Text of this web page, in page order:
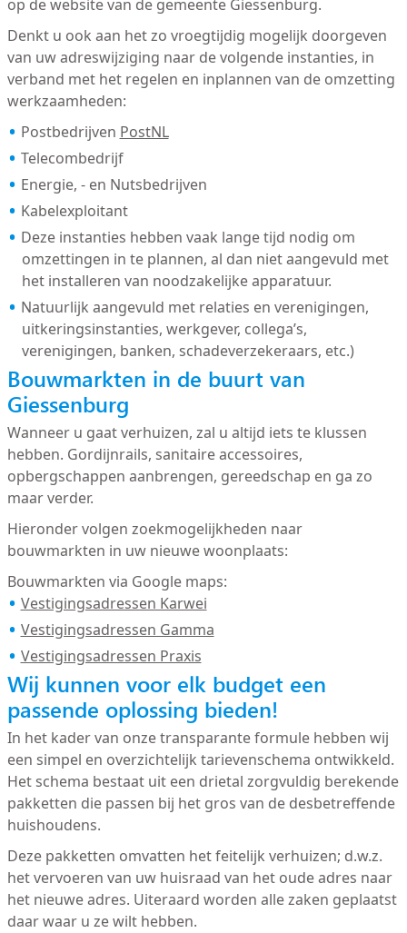
op de website van de gemeente Giessenburg.
Denkt u ook aan het zo vroegtijdig mogelijk doorgeven
van uw adreswijziging naar de volgende instanties, in
verband met het regelen en inplannen van de omzetting
werkzaamheden:
Postbedrijven PostNL
Telecombedrijf
Energie, - en Nutsbedrijven
Kabelexploitant
Deze instanties hebben vaak lange tijd nodig om
omzettingen in te plannen, al dan niet aangevuld met
het installeren van noodzakelijke apparatuur.
Natuurlijk aangevuld met relaties en verenigingen,
uitkeringsinstanties, werkgever, collega’s,
verenigingen, banken, schadeverzekeraars, etc.)
Bouwmarkten in de buurt van
Giessenburg
Wanneer u gaat verhuizen, zal u altijd iets te klussen
hebben. Gordijnrails, sanitaire accessoires,
opbergschappen aanbrengen, gereedschap en ga zo
maar verder.
Hieronder volgen zoekmogelijkheden naar
bouwmarkten in uw nieuwe woonplaats:
Bouwmarkten via Google maps:
Vestigingsadressen Karwei
Vestigingsadressen Gamma
Vestigingsadressen Praxis
Wij kunnen voor elk budget een
passende oplossing bieden!
In het kader van onze transparante formule hebben wij
een simpel en overzichtelijk tarievenschema ontwikkeld.
Het schema bestaat uit een drietal zorgvuldig berekende
pakketten die passen bij het gros van de desbetreffende
huishoudens.
Deze pakketten omvatten het feitelijk verhuizen; d.w.z.
het vervoeren van uw huisraad van het oude adres naar
het nieuwe adres. Uiteraard worden alle zaken geplaatst
daar waar u ze wilt hebben.